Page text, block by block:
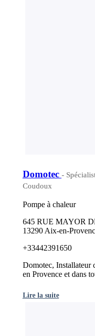
Domotec -
Coudoux
Pompe à chaleur
645 RUE MAYOR
13290 Aix-en-
+33442391650
Domotec, Installateur
en Provence et dans
Lire la suite